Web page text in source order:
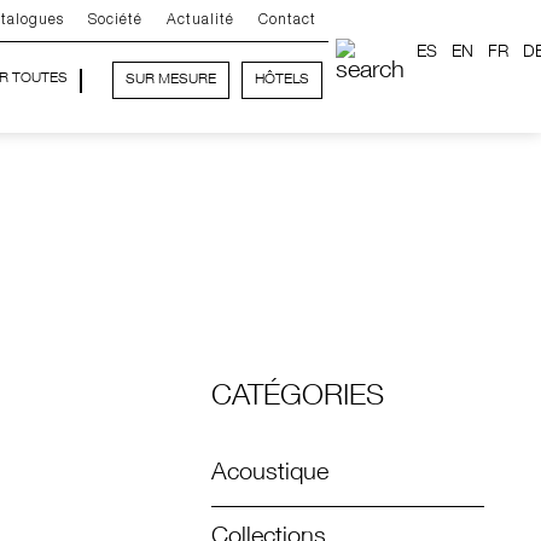
Société Actualité Contact
TOUTES SUR MESURE HÔTELS
ES EN FR
CATÉGORIES
Acoustique